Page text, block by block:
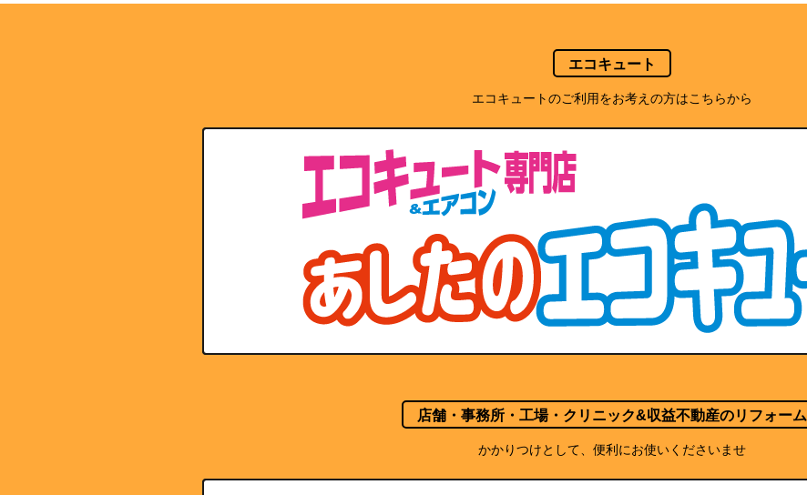
エコキュート
エコキュートのご利用をお考えの方はこちらから
店舗・事務所・工場・クリニック&収益不動産のリフォーム
かかりつけとして、便利にお使いくださいませ